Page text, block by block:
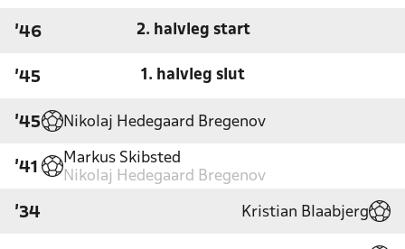
'46 2. halvleg start
'45 1. halvleg slut
'45 Nikolaj Hedegaard Bregenov
'41
Markus Skibsted
Nikolaj Hedegaard Bregenov
'34 Kristian Blaabjerg